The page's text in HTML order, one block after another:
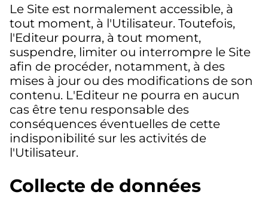
Le Site est normalement accessible, à
tout moment, à l'Utilisateur. Toutefois,
l'Editeur pourra, à tout moment,
suspendre, limiter ou interrompre le Site
afin de procéder, notamment, à des
mises à jour ou des modifications de son
contenu. L'Editeur ne pourra en aucun
cas être tenu responsable des
conséquences éventuelles de cette
indisponibilité sur les activités de
l'Utilisateur.
Collecte de données